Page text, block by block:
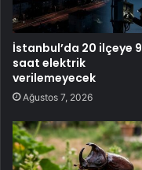
İstanbul’da 20 ilçeye 9
saat elektrik
verilemeyecek
Ağustos 7, 2026